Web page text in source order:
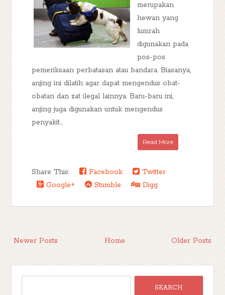
merupakan
hewan yang
lumrah
digunakan pada
pos-pos
pemeriksaan perbatasan atau bandara. Biasanya,
anjing ini dilatih agar dapat mengendus obat-
obatan dan zat ilegal lainnya. Baru-baru ini,
anjing juga digunakan untuk mengendus
penyakit...
Read More
Share This: Facebook
Twitter
Google+
Stumble Digg
Newer Posts Older Posts
Home